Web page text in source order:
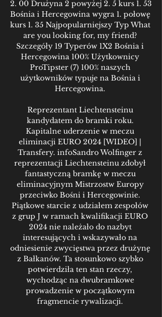
2. 00 Drużyna 2 powyżej 2. 5 kurs 1. 53
Bośnia i Hercegowina wygra 1. połowę
kurs 1. 35 Najpopularniejszy Typ What
are you looking for, my friend?
Szczegóły 19 Typerów 1X2 Bośnia i
Hercegowina 100% Użytkownicy
ProTipster (7) 100% naszych
użytkowników typuje na Bośnia i
Hercegowina.
Reprezentant Liechtensteinu
kandydatem do bramki roku.
Kapitalne uderzenie w meczu
eliminacji EURO 2024 [WIDEO] |
Transfery. infoSandro Wolfinger z
reprezentacji Liechtensteinu zdobył
fantastyczną bramkę w meczu
eliminacyjnym Mistrzostw Europy
przeciwko Bośni i Hercegowinie.
Piątkowe starcie z udziałem zespołów
z grup J w ramach kwalifikacji EURO
2024 nie należało do nazbyt
interesujących i wskazywało na
odniesienie zwycięstwa przez drużynę
z Bałkanów. Ta stosunkowo szybko
potwierdziła ten stan rzeczy,
wychodząc na dwubramkowe
prowadzenie w początkowym
fragmencie rywalizacji.